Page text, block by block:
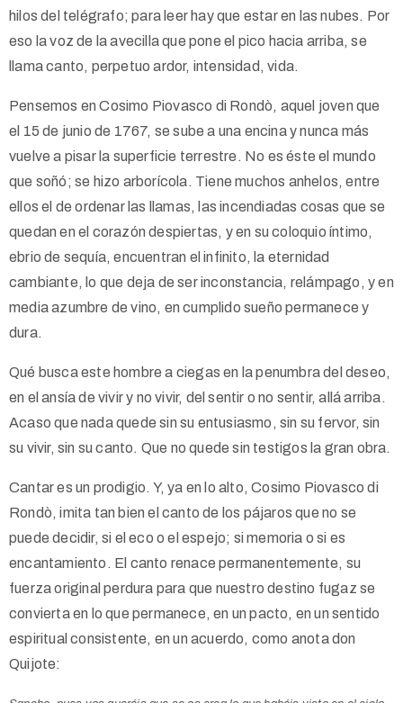
hilos del telégrafo; para leer hay que estar en las nubes. Por
eso la voz de la avecilla que pone el pico hacia arriba, se
llama canto, perpetuo ardor, intensidad, vida.
Pensemos en Cosimo Piovasco di Rondò, aquel joven que
el 15 de junio de 1767, se sube a una encina y nunca más
vuelve a pisar la superficie terrestre. No es éste el mundo
que soñó; se hizo arborícola. Tiene muchos anhelos, entre
ellos el de ordenar las llamas, las incendiadas cosas que se
quedan en el corazón despiertas, y en su coloquio íntimo,
ebrio de sequía, encuentran el infinito, la eternidad
cambiante, lo que deja de ser inconstancia, relámpago, y en
media azumbre de vino, en cumplido sueño permanece y
dura.
Qué busca este hombre a ciegas en la penumbra del deseo,
en el ansía de vivir y no vivir, del sentir o no sentir, allá arriba.
Acaso que nada quede sin su entusiasmo, sin su fervor, sin
su vivir, sin su canto. Que no quede sin testigos la gran obra.
Cantar es un prodigio. Y, ya en lo alto, Cosimo Piovasco di
Rondò, imita tan bien el canto de los pájaros que no se
puede decidir, si el eco o el espejo; si memoria o si es
encantamiento. El canto renace permanentemente, su
fuerza original perdura para que nuestro destino fugaz se
convierta en lo que permanece, en un pacto, en un sentido
espiritual consistente, en un acuerdo, como anota don
Quijote: